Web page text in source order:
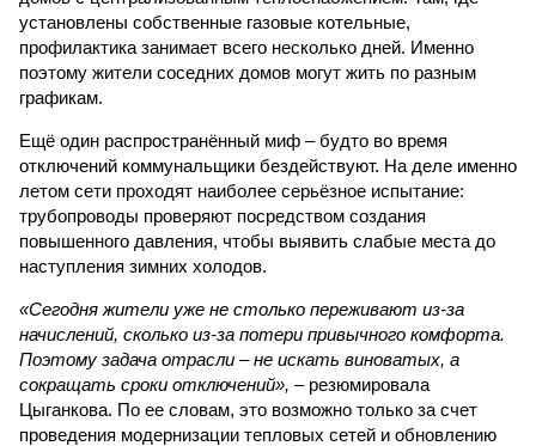
установлены собственные газовые котельные,
профилактика занимает всего несколько дней. Именно
поэтому жители соседних домов могут жить по разным
графикам.
Ещё один распространённый миф – будто во время
отключений коммунальщики бездействуют. На деле именно
летом сети проходят наиболее серьёзное испытание:
трубопроводы проверяют посредством создания
повышенного давления, чтобы выявить слабые места до
наступления зимних холодов.
«Сегодня жители уже не столько переживают из-за
начислений, сколько из-за потери привычного комфорта.
Поэтому задача отрасли – не искать виноватых, а
сокращать сроки отключений», – резюмировала
Цыганкова. По ее словам, это возможно только за счет
проведения модернизации тепловых сетей и обновлению